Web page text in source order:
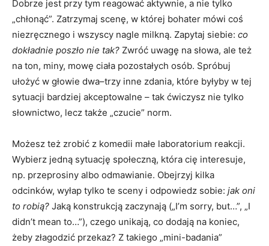
Dobrze jest przy tym reagować aktywnie, a nie tylko
„chłonąć”. Zatrzymaj scenę, w której bohater mówi coś
niezręcznego i wszyscy nagle milkną. Zapytaj siebie: co
dokładnie poszło nie tak? Zwróć uwagę na słowa, ale też
na ton, miny, mowę ciała pozostałych osób. Spróbuj
ułożyć w głowie dwa–trzy inne zdania, które byłyby w tej
sytuacji bardziej akceptowalne – tak ćwiczysz nie tylko
słownictwo, lecz także „czucie” norm.
Możesz też zrobić z komedii małe laboratorium reakcji.
Wybierz jedną sytuację społeczną, która cię interesuje,
np. przeprosiny albo odmawianie. Obejrzyj kilka
odcinków, wyłap tylko te sceny i odpowiedz sobie: jak oni
to robią? Jaką konstrukcją zaczynają („I’m sorry, but…”, „I
didn’t mean to…”), czego unikają, co dodają na koniec,
żeby złagodzić przekaz? Z takiego „mini-badania”